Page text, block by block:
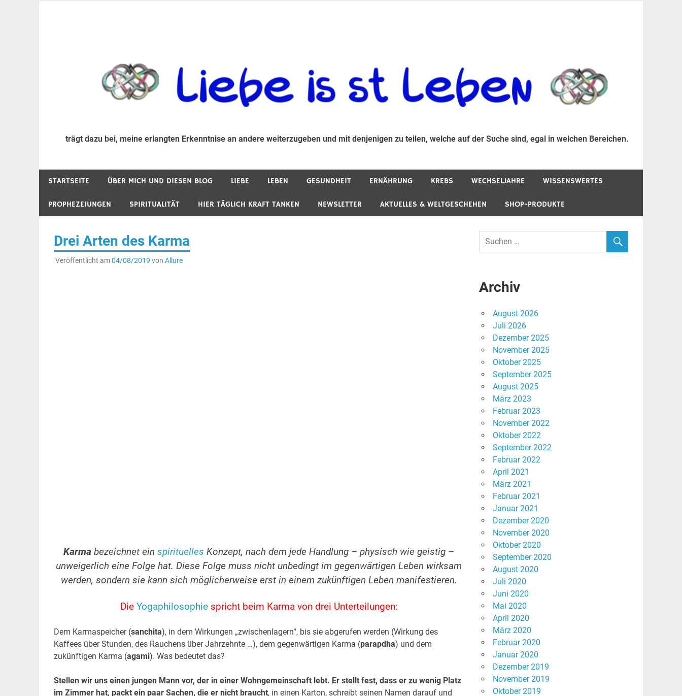
trägt dazu bei, meine erlangten Erkenntnise an andere weiterzugeben und mit denjenigen zu teilen, welche auf der Suche sind, egal in welchen Bereichen.
STARTSEITE ÜBER MICH UND DIESEN BLOG LIEBE LEBEN GESUNDHEIT ERNÄHRUNG KREBS WECHSELJAHRE WISSENSWERTES
PROPHEZEIUNGEN SPIRITUALITÄT HIER TÄGLICH KRAFT TANKEN NEWSLETTER AKTUELLES & WELTGESCHEHEN SHOP-PRODUKTE
Drei Arten des Karma
Veröffentlicht am04/08/2019 von Allure
Karma bezeichnet einspirituelles Konzept, nach dem jede Handlung – physisch wie geistig –
unweigerlich eine Folge hat. Diese Folge muss nicht unbedingt im gegenwärtigen Leben wirksam
werden, sondern sie kann sich möglicherweise erst in einem zukünftigen Leben manifestieren.
Die Yogaphilosophiespricht beim Karma von drei Unterteilungen:
Dem Karmaspeicher (sanchita), in dem Wirkungen „zwischenlagern“, bis sie abgerufen werden (Wirkung des
Kaffees über Stunden, des Rauchens über Jahrzehnte …), dem gegenwärtigen Karma (parapdha) und dem
zukünftigen Karma (agami). Was bedeutet das?
Stellen wir uns einen jungen Mann vor, der in einer Wohngemeinschaft lebt. Er stellt fest, dass er zu wenig Platz
im Zimmer hat, packt ein paar Sachen, die er nicht braucht, in einen Karton, schreibt seinen Namen darauf und
Archiv
August 2026
Juli 2026
Dezember 2025
November 2025
Oktober 2025
September 2025
August 2025
März 2023
Februar 2023
November 2022
Oktober 2022
September 2022
Februar 2022
April 2021
März 2021
Februar 2021
Januar 2021
Dezember 2020
November 2020
Oktober 2020
September 2020
August 2020
Juli 2020
Juni 2020
Mai 2020
April 2020
März 2020
Februar 2020
Januar 2020
Dezember 2019
November 2019
Oktober 2019